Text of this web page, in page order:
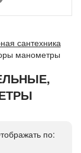
сантехника
манометры
по: